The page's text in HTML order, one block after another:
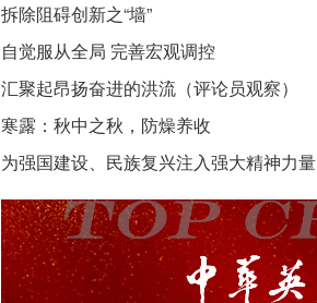
拆除阻碍创新之“墙”
自觉服从全局 完善宏观调控
汇聚起昂扬奋进的洪流（评论员观察）
寒露：秋中之秋，防燥养收
为强国建设、民族复兴注入强大精神力量